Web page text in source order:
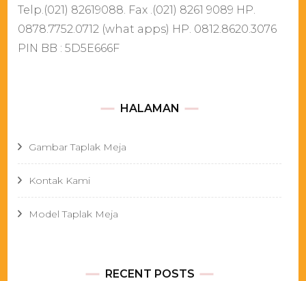
Telp.(021) 82619088. Fax .(021) 8261 9089 HP.
0878.7752.0712 (what apps) HP. 0812.8620.3076
PIN BB : 5D5E666F
HALAMAN
Gambar Taplak Meja
Kontak Kami
Model Taplak Meja
RECENT POSTS